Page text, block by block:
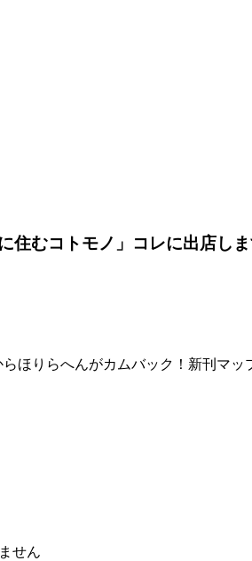
むコトモノ」コレに出店しま
ほりらへんがカムバック！新刊マッ
せん